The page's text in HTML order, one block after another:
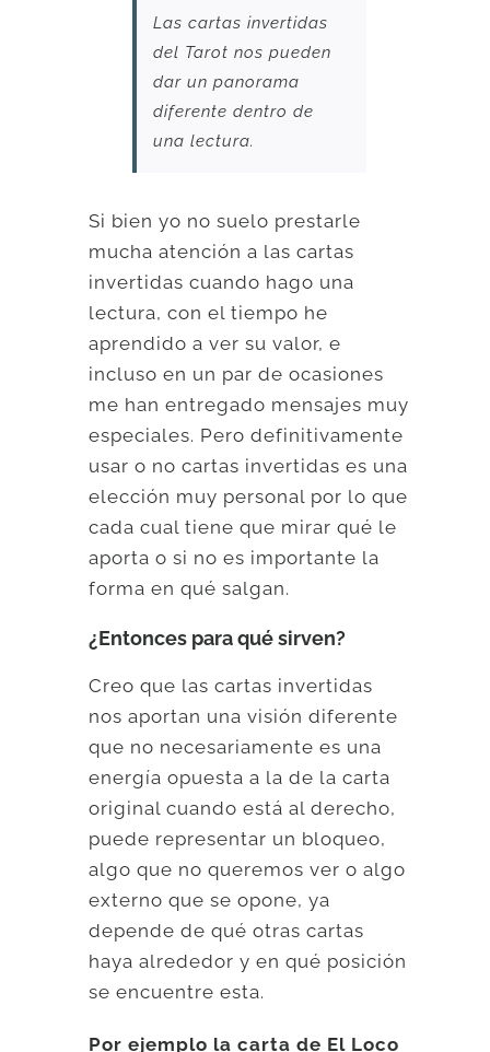
Las cartas invertidas
del Tarot nos pueden
dar un panorama
diferente dentro de
una lectura.
Si bien yo no suelo prestarle
mucha atención a las cartas
invertidas cuando hago una
lectura, con el tiempo he
aprendido a ver su valor, e
incluso en un par de ocasiones
me han entregado mensajes muy
especiales. Pero definitivamente
usar o no cartas invertidas es una
elección muy personal por lo que
cada cual tiene que mirar qué le
aporta o si no es importante la
forma en qué salgan.
¿Entonces para qué sirven?
Creo que las cartas invertidas
nos aportan una visión diferente
que no necesariamente es una
energía opuesta a la de la carta
original cuando está al derecho,
puede representar un bloqueo,
algo que no queremos ver o algo
externo que se opone, ya
depende de qué otras cartas
haya alrededor y en qué posición
se encuentre esta.
Por ejemplo la carta de El Loco